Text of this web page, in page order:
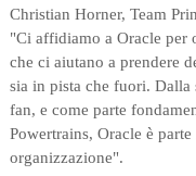
Christian Horner, Team
"Ci affidiamo a Oracle per
che ci aiutano a prendere
sia in pista che fuori.
fan, e come parte
Powertrains, Oracle è
organizzazione".